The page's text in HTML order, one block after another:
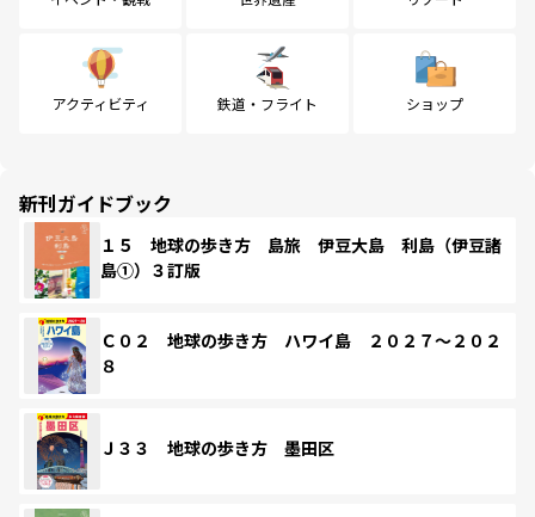
アクティビティ 鉄道・フライト ショップ
新刊ガイドブック
１５ 地球の歩き方 島旅 伊豆大島 利島（伊豆諸
島①）３訂版
Ｃ０２ 地球の歩き方 ハワイ島 ２０２７～２０２
８
Ｊ３３ 地球の歩き方 墨田区